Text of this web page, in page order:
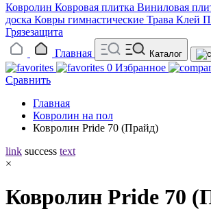
Ковролин Ковровая плитка Виниловая
доска Ковры гимнастические Трава Клей
Грязезащита
Главная
Каталог
0 Избранное
Сравнить
Главная
Ковролин на пол
Ковролин Pride 70 (Прайд)
link success text
×
Ковролин Pride 70